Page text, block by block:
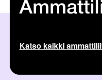
Katso kaikki